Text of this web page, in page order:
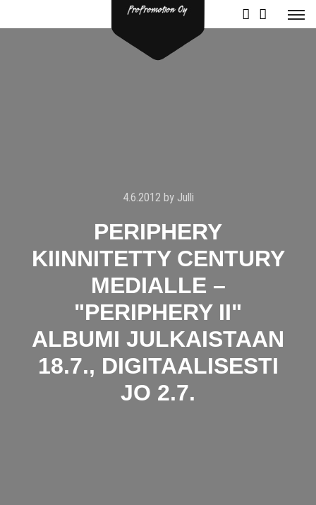
4.6.2012 by Julli
PERIPHERY
KIINNITETTY CENTURY
MEDIALLE –
"PERIPHERY II"
ALBUMI JULKAISTAAN
18.7., DIGITAALISESTI
JO 2.7.